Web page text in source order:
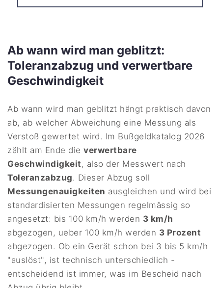
Ab wann wird man geblitzt:
Toleranzabzug und verwertbare
Geschwindigkeit
Ab wann wird man geblitzt hängt praktisch davon
ab, ab welcher Abweichung eine Messung als
Verstoß gewertet wird. Im Bußgeldkatalog 2026
zählt am Ende dieverwertbare
Geschwindigkeit, also der Messwert nach
Toleranzabzug. Dieser Abzug soll
Messungenauigkeiten ausgleichen und wird bei
standardisierten Messungen regelmässig so
angesetzt: bis 100 km/h werden 3 km/h
abgezogen, ueber 100 km/h werden 3 Prozent
abgezogen. Ob ein Gerät schon bei 3 bis 5 km/h
"auslöst", ist technisch unterschiedlich -
entscheidend ist immer, was im Bescheid nach